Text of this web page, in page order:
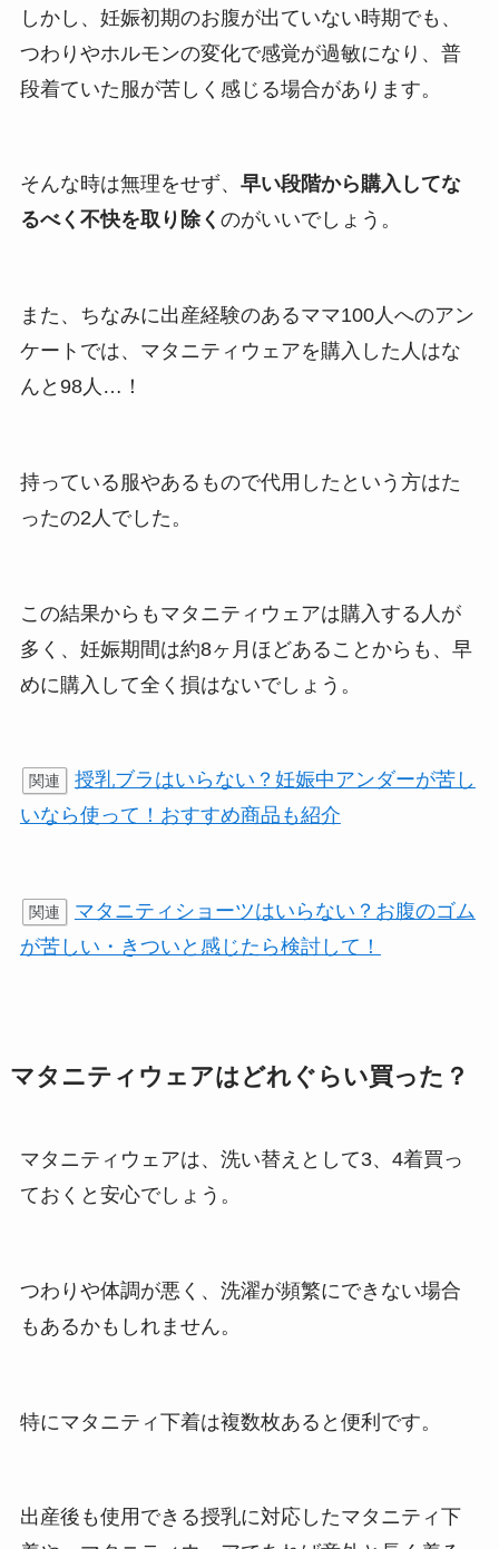
しかし、妊娠初期のお腹が出ていない時期でも、
つわりやホルモンの変化で感覚が過敏になり、普
段着ていた服が苦しく感じる場合があります。
そんな時は無理をせず、 早い段階から購入してな
るべく不快を取り除く のがいいでしょう。
また、ちなみに出産経験のあるママ100人へのアン
ケートでは、マタニティウェアを購入した人はな
んと98人…！
持っている服やあるもので代用したという方はた
ったの2人でした。
この結果からもマタニティウェアは購入する人が
多く、妊娠期間は約8ヶ月ほどあることからも、早
めに購入して全く損はないでしょう。
関連
授乳ブラはいらない？妊娠中アンダーが苦し
いなら使って！おすすめ商品も紹介
関連
マタニティショーツはいらない？お腹のゴム
が苦しい・きついと感じたら検討して！
マタニティウェアはどれぐらい買った？
マタニティウェアは、洗い替えとして3、4着買っ
ておくと安心でしょう。
つわりや体調が悪く、洗濯が頻繁にできない場合
もあるかもしれません。
特にマタニティ下着は複数枚あると便利です。
出産後も使用できる授乳に対応したマタニティ下